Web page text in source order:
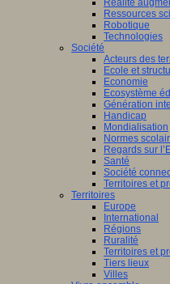
Réalité
Ressources
Robotique
Technologies
Société
Acteurs des
Ecole et
Economie
Ecosystème
Génération
Handicap
Mondialisation
Normes
Regards sur
Santé
Société
Territoires et
Territoires
Europe
International
Régions
Ruralité
Territoires et
Tiers lieux
Villes